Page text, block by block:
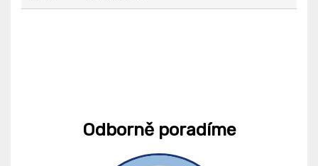
Odborně poradíme